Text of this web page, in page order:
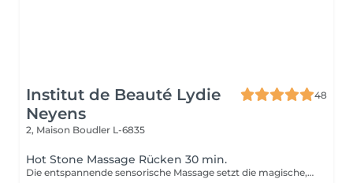
Institut de Beauté Lydie
Neyens
48
2, Maison Boudler L-6835
Hot Stone Massage Rücken 30 min.
Die entspannende sensorische Massage setzt die magische, wohltuende Synergie frei, die sich entfaltet, wenn die Hände mit den warmen Steinen zusammenarbeiten. Eine Reise in tiefe mentale und muskuläre Entspannung, die beruhigt und revitalisiert. Das seit langem praktizierte Verfahren weckt unsere Sinne, fördert Vitalität und Wohlbefinden.